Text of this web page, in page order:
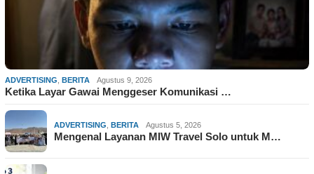
ADVERTISING BERITA Agustus 9, 2026
Ketika Layar Gawai Menggeser Komunikasi …
ADVERTISING BERITA Agustus 5, 2026
Mengenal Layanan MIW Travel Solo untuk M…